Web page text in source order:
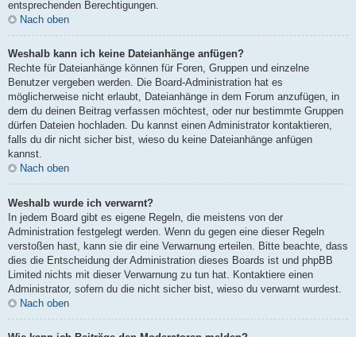
entsprechenden Berechtigungen.
Nach oben
Weshalb kann ich keine Dateianhänge anfügen?
Rechte für Dateianhänge können für Foren, Gruppen und einzelne
Benutzer vergeben werden. Die Board-Administration hat es
möglicherweise nicht erlaubt, Dateianhänge in dem Forum anzufügen, in
dem du deinen Beitrag verfassen möchtest, oder nur bestimmte Gruppen
dürfen Dateien hochladen. Du kannst einen Administrator kontaktieren,
falls du dir nicht sicher bist, wieso du keine Dateianhänge anfügen
kannst.
Nach oben
Weshalb wurde ich verwarnt?
In jedem Board gibt es eigene Regeln, die meistens von der
Administration festgelegt werden. Wenn du gegen eine dieser Regeln
verstoßen hast, kann sie dir eine Verwarnung erteilen. Bitte beachte, dass
dies die Entscheidung der Administration dieses Boards ist und phpBB
Limited nichts mit dieser Verwarnung zu tun hat. Kontaktiere einen
Administrator, sofern du die nicht sicher bist, wieso du verwarnt wurdest.
Nach oben